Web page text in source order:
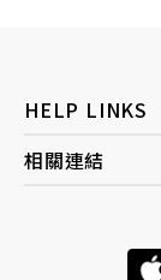
HELP LINKS
相關連結